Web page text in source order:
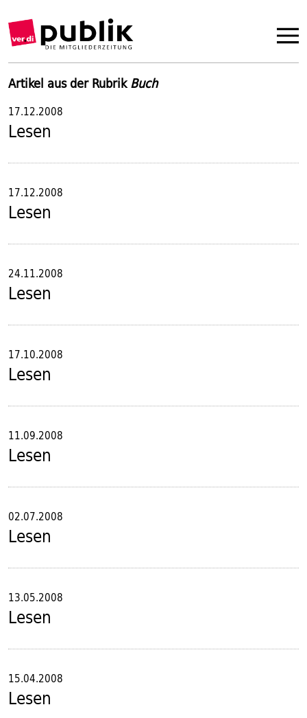
Artikel aus der RubrikBuch
17.12.2008
Lesen
17.12.2008
Lesen
24.11.2008
Lesen
17.10.2008
Lesen
11.09.2008
Lesen
02.07.2008
Lesen
13.05.2008
Lesen
15.04.2008
Lesen